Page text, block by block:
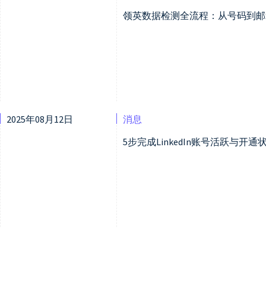
领英数据检测全流程：从号码到
2025年08月12日
消息
5步完成LinkedIn账号活跃与开通